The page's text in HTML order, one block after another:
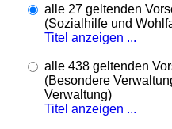
alle 27 geltenden
(Sozialhilfe und
Titel anzeigen ...
alle 438 geltenden
(Besondere
Verwaltung)
Titel anzeigen ...